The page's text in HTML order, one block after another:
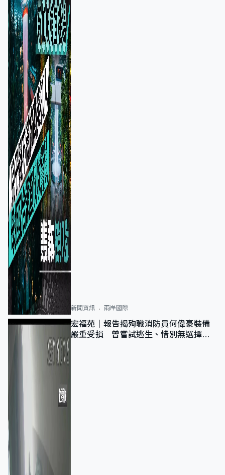
新聞資訊 兩岸國際
宏福苑｜報告揭殉職消防員何偉豪裝備
嚴重受損 曾嘗試逃生、惜別無選擇下